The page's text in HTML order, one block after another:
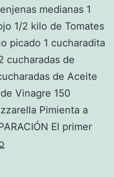
medianas 1
1/2 kilo de Tomates
picado 1 cucharadita
cucharadas de
de Aceite
Vinagre 150
Pimienta a
El primer